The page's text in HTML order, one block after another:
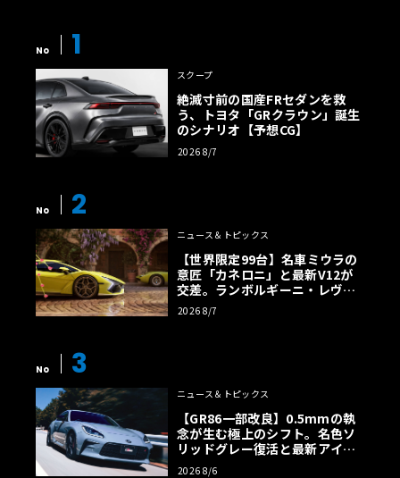
No 1
スクープ
絶滅寸前の国産FRセダンを救
う、トヨタ「GRクラウン」誕生
のシナリオ【予想CG】
2026 8/7
No 2
ニュース＆トピックス
【世界限定99台】名車ミウラの
意匠「カネロニ」と最新V12が
交差。ランボルギーニ・レヴエ
ルトに60周年記念車が登場
2026 8/7
No 3
ニュース＆トピックス
【GR86一部改良】0.5mmの執
念が生む極上のシフト。名色ソ
リッドグレー復活と最新アイサ
イトでFRの極みへ
2026 8/6